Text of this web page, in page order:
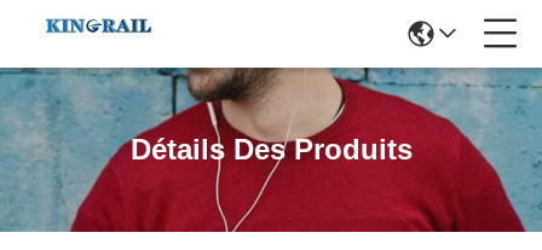
Détails Des Produits